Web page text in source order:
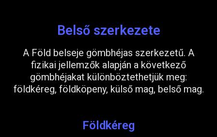
Belső szerkezete
A Föld belseje gömbhéjas szerkezetű. A
fizikai jellemzők alapján a következő
gömbhéjakat különböztethetjük meg:
földkéreg, földköpeny, külső mag, belső mag.
Földkéreg